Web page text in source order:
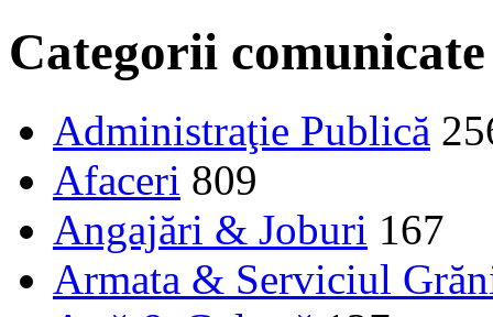
Categorii comunicate
Administraţie Publică
Afaceri 809
Angajări & Joburi 167
Armata & Serviciul